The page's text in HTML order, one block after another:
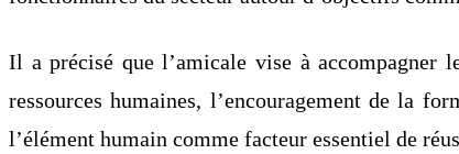
Il a précisé que l’amicale vise à accompagner
ressources humaines, l’encouragement de la
l’élément humain comme facteur essentiel de